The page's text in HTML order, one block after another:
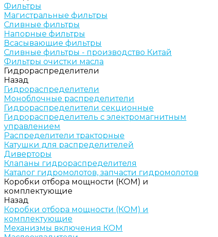
Фильтры
Магистральные фильтры
Сливные фильтры
Напорные фильтры
Всасывающие фильтры
Сливные фильтры - производство Китай
Фильтры очистки масла
Гидрораспределители
Назад
Гидрораспределители
Моноблочные распределители
Гидрораспределители секционные
Гидрораспределитель с электромагнитным
управлением
Распределители тракторные
Катушки для распределителей
Диверторы
Клапаны гидрораспределителя
Каталог гидромолотов, запчасти гидромолотов
Коробки отбора мощности (КОМ) и
комплектующие
Назад
Коробки отбора мощности (КОМ) и
комплектующие
Механизмы включения КОМ